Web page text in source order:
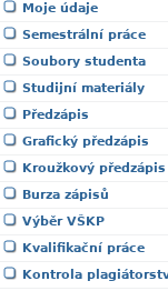
Moje údaje
Semestrální práce
Soubory studenta
Studijní materiály
Předzápis
Grafický předzápis
Kroužkový předzápis
Burza zápisů
Výběr VŠKP
Kvalifikační práce
Kontrola